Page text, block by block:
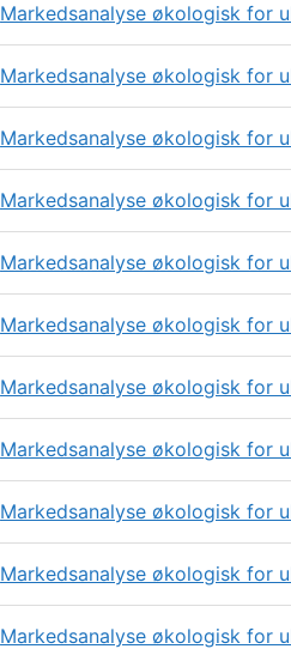
Markedsanalyse økologisk for
Markedsanalyse økologisk for
Markedsanalyse økologisk for
Markedsanalyse økologisk for
Markedsanalyse økologisk for
Markedsanalyse økologisk for
Markedsanalyse økologisk for
Markedsanalyse økologisk for
Markedsanalyse økologisk for
Markedsanalyse økologisk for
Markedsanalyse økologisk for